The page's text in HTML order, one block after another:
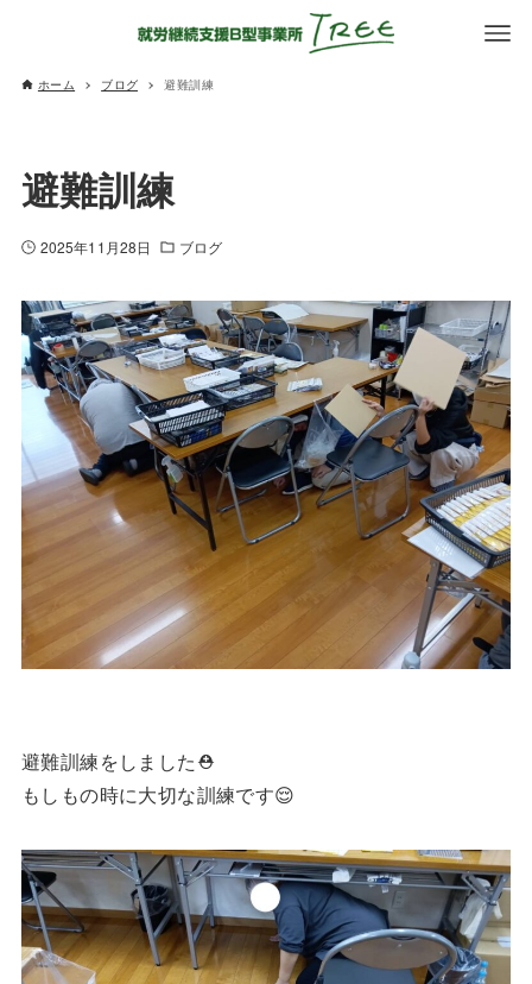
ホーム ブログ 避難訓練
避難訓練
2025年11月28日 ブログ
避難訓練をしました⛑️
もしもの時に大切な訓練です😌